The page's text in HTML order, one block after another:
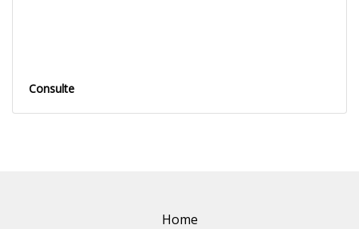
Consulte
Home